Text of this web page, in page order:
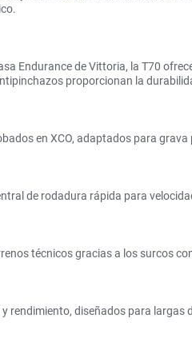
Endurance de Vittoria, la T70
proporcionan la
en XCO, adaptados para
de rodadura rápida para
técnicos gracias a los surcos
rendimiento, diseñados para